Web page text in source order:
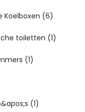
Koelboxen (6)
toiletten (1)
(1)
(1)